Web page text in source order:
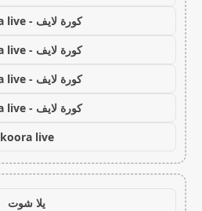
كورة لايف - koora live
كورة لايف - koora live
كورة لايف - koora live
كورة لايف - koora live
koora live
يلا شوت